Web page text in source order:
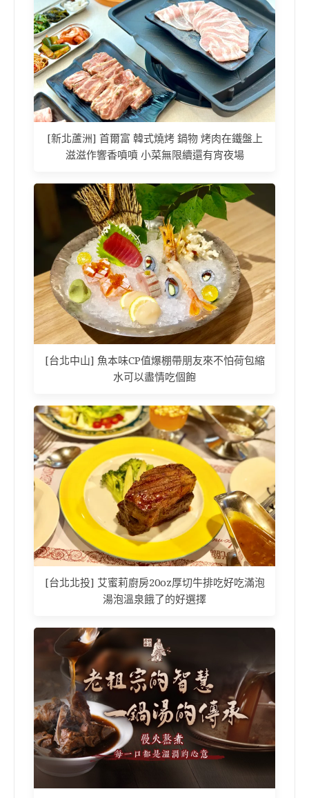
[新北蘆洲] 首爾富 韓式燒烤 鍋物 烤肉在鐵盤上
滋滋作響香噴噴 小菜無限續還有宵夜場
[台北中山] 魚本味CP值爆棚帶朋友來不怕荷包縮
水可以盡情吃個飽
[台北北投] 艾蜜莉廚房20oz厚切牛排吃好吃滿泡
湯泡溫泉餓了的好選擇